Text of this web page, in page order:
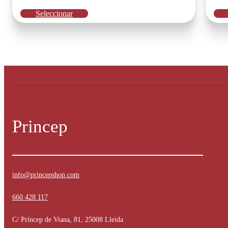
Seleccionar
Este
producto
opciones
Princep
info@princepshop.com
660 428 117
C/ Príncep de Viana, 81, 25008 Lleida